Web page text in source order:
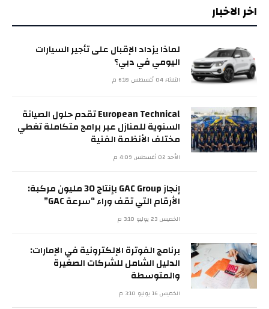
اخر الاخبار
لماذا يزداد الإقبال على تأجير السيارات
اليومي في دبي؟
الثلاثاء 04 أغسطس 6:18 م
European Technical تقدم حلول الصيانة
السنوية للمنازل عبر برامج متكاملة تغطي
مختلف الأنظمة الفنية
الأحد 02 أغسطس 4:09 م
إنجاز GAC Group بإنتاج 30 مليون مركبة:
الأرقام التي تقف وراء “سرعة GAC”
الخميس 23 يوليو 3:10 م
برنامج الفوترة الإلكترونية في الإمارات:
الدليل الشامل للشركات الصغيرة
والمتوسطة
الخميس 16 يوليو 3:10 م